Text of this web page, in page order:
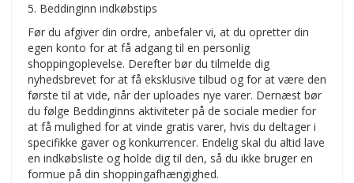
5. Beddinginn indkøbstips
Før du afgiver din ordre, anbefaler vi, at du opretter din
egen konto for at få adgang til en personlig
shoppingoplevelse. Derefter bør du tilmelde dig
nyhedsbrevet for at få eksklusive tilbud og for at være den
første til at vide, når der uploades nye varer. Dernæst bør
du følge Beddinginns aktiviteter på de sociale medier for
at få mulighed for at vinde gratis varer, hvis du deltager i
specifikke gaver og konkurrencer. Endelig skal du altid lave
en indkøbsliste og holde dig til den, så du ikke bruger en
formue på din shoppingafhængighed.